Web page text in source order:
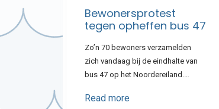
Bewonersprotest
tegen opheffen bus 47
Zo’n 70 bewoners verzamelden
zich vandaag bij de eindhalte van
bus 47 op het Noordereiland.…
Read more